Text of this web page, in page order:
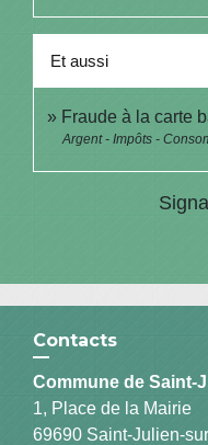
Et aussi
Fraude à la carte
Argent - Impôts -
Contacts
Commune de Saint-
1, Place de la Mairie
69690 Saint-Julien-